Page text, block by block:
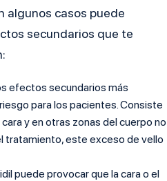
algunos casos puede
secundarios que te
efectos secundarios más
para los pacientes. Consiste
y en otras zonas del cuerpo no
tratamiento, este exceso de vello
puede provocar que la cara o el